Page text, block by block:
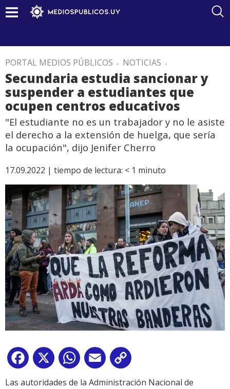
PORTAL MEDIOS PÚBLICOS . NOTICIAS .
Secundaria estudia sancionar y
suspender a estudiantes que
ocupen centros educativos
"El estudiante no es un trabajador y no le asiste
el derecho a la extensión de huelga, que sería
la ocupación", dijo Jenifer Cherro
17.09.2022 | tiempo de lectura: < 1 minuto
Facebook
X WhatsApp
Email
Link
Las autoridades de la Administración Nacional de